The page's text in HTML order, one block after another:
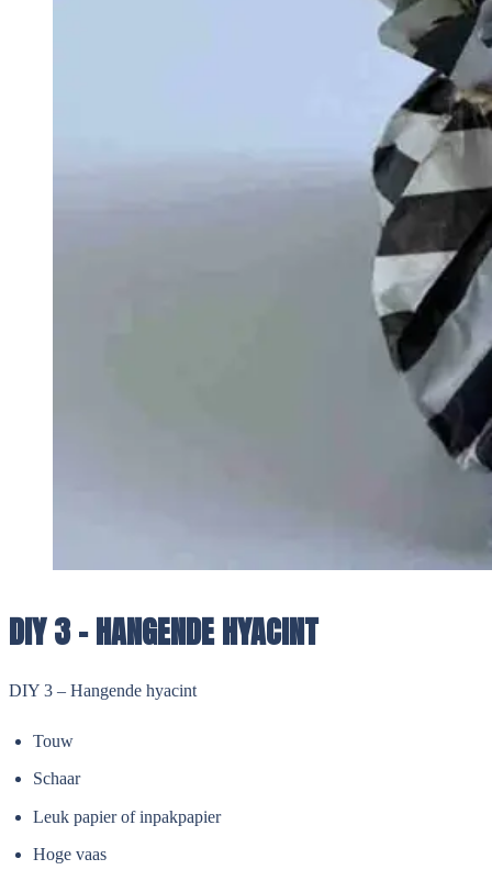
DIY 3 - HANGENDE HYACINT
DIY 3 – Hangende hyacint
Touw
Schaar
Leuk papier of inpakpapier
Hoge vaas